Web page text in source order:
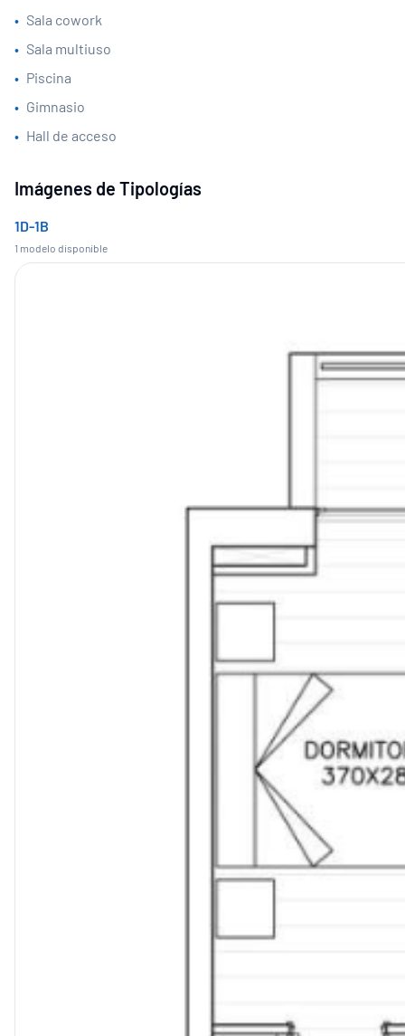
• Sala cowork
• Sala multiuso
• Piscina
• Gimnasio
• Hall de acceso
Imágenes de Tipologías
1D-1B
1 modelo disponible